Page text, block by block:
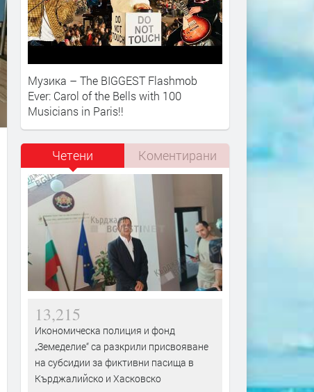
Музика – The BIGGEST Flashmob
Ever: Carol of the Bells with 100
Musicians in Paris!!
Четени Коментирани
13,215
Икономическа полиция и фонд
„Земеделие“ са разкрили присвояване
на субсидии за фиктивни пасища в
Кърджалийско и Хасковско